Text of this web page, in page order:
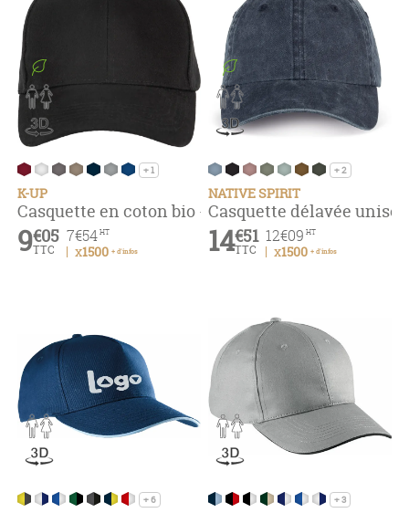
+ 1
K-UP
Casquette en coton bio - 6 panneaux
7€54 HT
x1500 + d'infos
9€05
TTC
+ 2
NATIVE SPIRIT
Casquette délavée
12€09 HT
x1500 + d'infos
14€51
TTC
+ 6 + 3